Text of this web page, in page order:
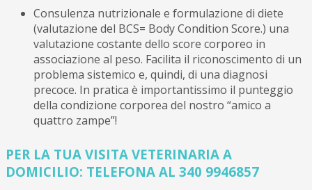
Consulenza nutrizionale e formulazione di diete
(valutazione del BCS= Body Condition Score.) una
valutazione costante dello score corporeo in
associazione al peso. Facilita il riconoscimento di un
problema sistemico e, quindi, di una diagnosi
precoce. In pratica è importantissimo il punteggio
della condizione corporea del nostro “amico a
quattro zampe”!
PER LA TUA VISITA VETERINARIA A
DOMICILIO: TELEFONA AL 340 9946857